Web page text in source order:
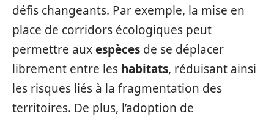
défis changeants. Par exemple, la mise en
place de corridors écologiques peut
permettre auxespèces de se déplacer
librement entre les habitats, réduisant ainsi
les risques liés à la fragmentation des
territoires. De plus, l’adoption de